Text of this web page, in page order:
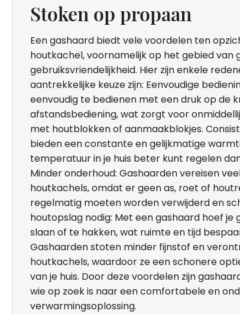
Stoken op propaan
Een gashaard biedt vele voordelen ten
houtkachel, voornamelijk op het gebied van
gebruiksvriendelijkheid. Hier zijn enkele
aantrekkelijke keuze zijn: Eenvoudige
eenvoudig te bedienen met een druk op de
afstandsbediening, wat zorgt voor
met houtblokken of aanmaakblokjes.
bieden een constante en gelijkmatige
temperatuur in je huis beter kunt regelen
Minder onderhoud: Gashaarden vereisen
houtkachels, omdat er geen as, roet of
regelmatig moeten worden verwijderd en
houtopslag nodig: Met een gashaard hoef
slaan of te hakken, wat ruimte en tijd
Gashaarden stoten minder fijnstof en
houtkachels, waardoor ze een schonere
van je huis. Door deze voordelen zijn
wie op zoek is naar een comfortabele en
verwarmingsoplossing.